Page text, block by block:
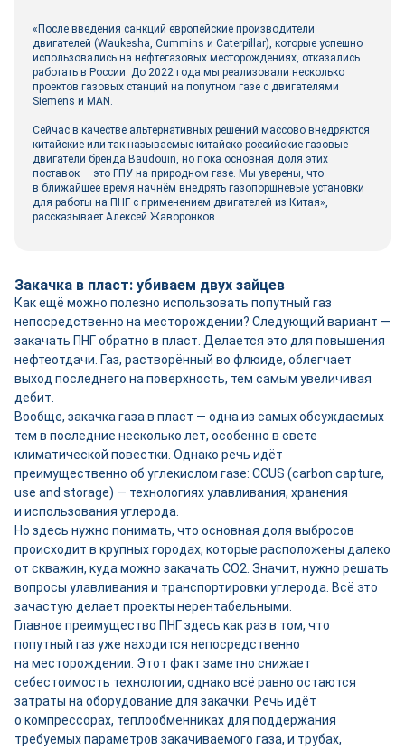
«После введения санкций европейские производители
двигателей (Waukesha, Cummins и Caterpillar), которые успешно
использовались на нефтегазовых месторождениях, отказались
работать в России. До 2022 года мы реализовали несколько
проектов газовых станций на попутном газе с двигателями
Siemens и MAN.
Сейчас в качестве альтернативных решений массово внедряются
китайские или так называемые китайско-­российские газовые
двигатели бренда Baudouin, но пока основная доля этих
поставок — это ГПУ на природном газе. Мы уверены, что
в ближайшее время начнём внедрять газопоршневые установки
для работы на ПНГ с применением двигателей из Китая», —
рассказывает Алексей Жаворонков.
Закачка в пласт: убиваем двух зайцев
Как ещё можно полезно использовать попутный газ
непосредственно на месторождении? Следующий вариант —
закачать ПНГ обратно в пласт. Делается это для повышения
нефтеотдачи. Газ, растворённый во флюиде, облегчает
выход последнего на поверхность, тем самым увеличивая
дебит.
Вообще, закачка газа в пласт — одна из самых обсуждаемых
тем в последние несколько лет, особенно в свете
климатической повестки. Однако речь идёт
преимущественно об углекислом газе: CCUS (carbon capture,
use and storage) — технологиях улавливания, хранения
и использования углерода.
Но здесь нужно понимать, что основная доля выбросов
происходит в крупных городах, которые расположены далеко
от скважин, куда можно закачать СО2. Значит, нужно решать
вопросы улавливания и транспортировки углерода. Всё это
зачастую делает проекты нерентабельными.
Главное преимущество ПНГ здесь как раз в том, что
попутный газ уже находится непосредственно
на месторождении. Этот факт заметно снижает
себестоимость технологии, однако всё равно остаются
затраты на оборудование для закачки. Речь идёт
о компрессорах, теплообменниках для поддержания
требуемых параметров закачиваемого газа, и трубах,